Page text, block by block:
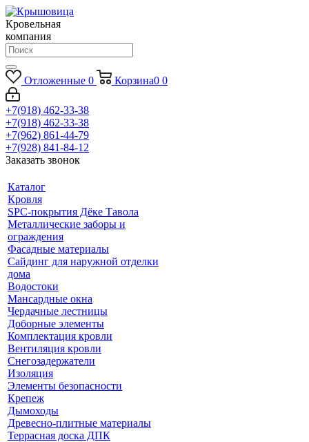
Кровельная
компания
Отложенные 0 Корзина0 0
+7(918) 462-33-38
+7(918) 462-33-38
+7(962) 861-44-79
+7(928) 841-84-12
Заказать звонок
Каталог
Кровля
SPC-покрытия Дёке Тавола
Металлические заборы и
ограждения
Фасадные материалы
Сайдинг для наружной отделки
дома
Водостоки
Мансардные окна
Чердачные лестницы
Доборные элементы
Комплектация кровли
Вентиляция кровли
Снегозадержатели
Изоляция
Элементы безопасности
Крепеж
Дымоходы
Древесно-плитные материалы
Террасная доска ДПК